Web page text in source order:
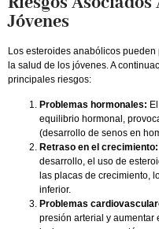
Jóvenes
Los esteroides anabólicos
la salud de los jóvenes. A
principales riesgos:
Problemas hormonales:
equilibrio hormonal,
(desarrollo de senos en
Retraso en el crecimiento:
desarrollo, el uso de
las placas de crecimiento,
inferior.
Problemas
presión arterial y aumentar